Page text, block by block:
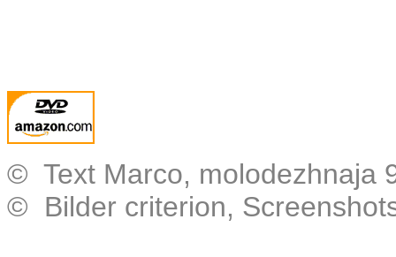
© Text Marco, molodezhnaja
© Bilder criterion,